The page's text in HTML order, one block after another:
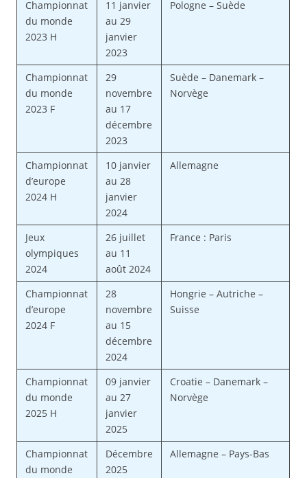
Championnat
du monde
2023 H
11 janvier
au 29
janvier
2023
Pologne – Suède
Championnat
du monde
2023 F
29
novembre
au 17
décembre
2023
Suède – Danemark –
Norvège
Championnat
d’europe
2024 H
10 janvier
au 28
janvier
2024
Allemagne
Jeux
olympiques
2024
26 juillet
au 11
août 2024
France : Paris
Championnat
d’europe
2024 F
28
novembre
au 15
décembre
2024
Hongrie – Autriche –
Suisse
Championnat
du monde
2025 H
09 janvier
au 27
janvier
2025
Croatie – Danemark –
Norvège
Championnat
du monde
Décembre
2025
Allemagne – Pays-Bas